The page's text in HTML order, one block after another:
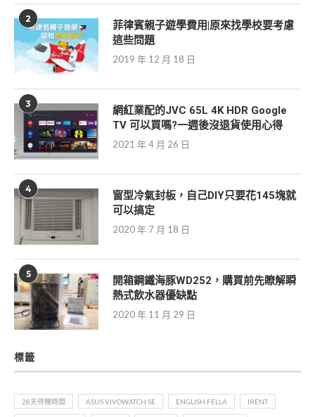
2
菲律賓親子遊學費用|原來找學校要考慮
這些問題
2019 年 12 月 18 日
3
網紅業配的JVC 65L 4K HDR Google
TV 可以買嗎?一週後沒退貨使用心得
2021 年 4 月 26 日
4
窗型冷氣封板，自己DIY只要花145塊就
可以搞定
2020 年 7 月 18 日
5
開箱鋼鐵海豚WD252，購買前先瞭解瞬
熱式飲水器優缺點
2020 年 11 月 29 日
標籤
28天待機時間 ASUS VIVOWATCH SE ENGLISH FELLA IRENT